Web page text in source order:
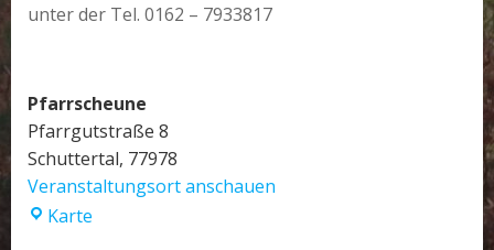
unter der Tel. 0162 – 7933817
Pfarrscheune
Pfarrgutstraße 8
Schuttertal, 77978
Veranstaltungsort anschauen
Karte